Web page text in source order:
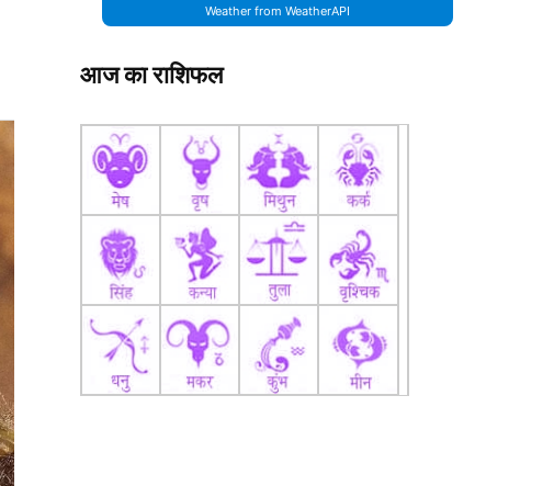
Weather from WeatherAPI
आज का राशिफल